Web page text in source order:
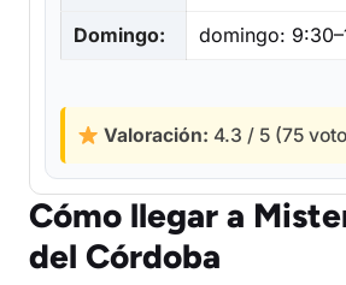
Domingo:
domingo:
Valoración: 4.3 / 5 (75
Cómo llegar a
del Córdoba